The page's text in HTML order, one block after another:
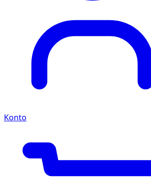
Konto